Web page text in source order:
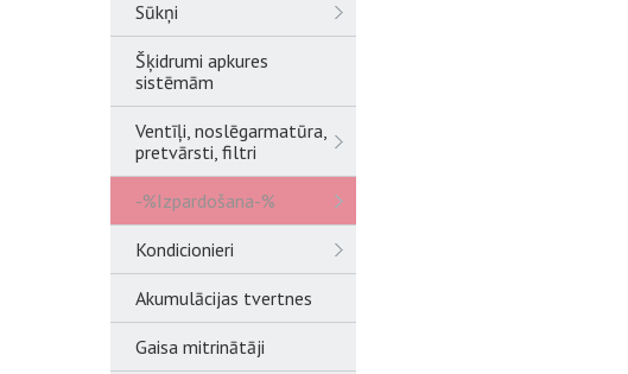
Sūkņi
Šķidrumi apkures
sistēmām
Ventīļi, noslēgarmatūra,
pretvārsti, filtri
-%Izpardošana-%
Kondicionieri
Akumulācijas tvertnes
Gaisa mitrinātāji